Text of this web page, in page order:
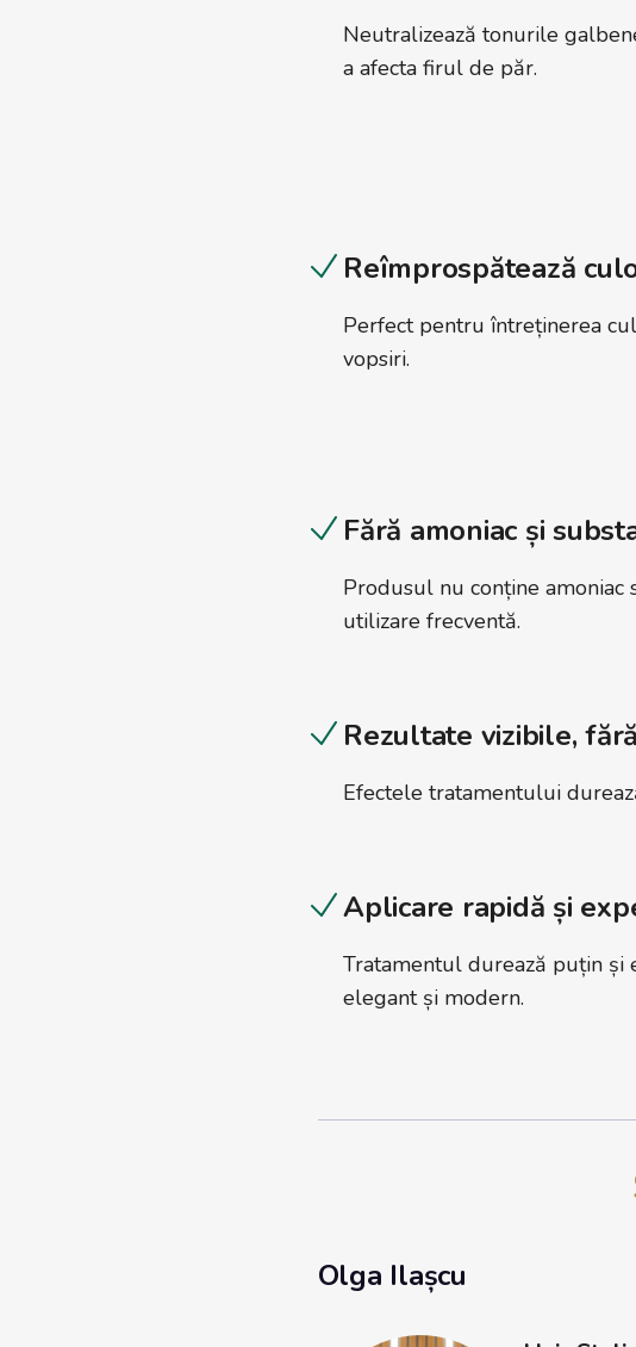
Neutralizează tonurile
a afecta firul de păr.
Reîmprospătează
Perfect pentru întreținerea
vopsiri.
Fără amoniac și
Produsul nu conține
utilizare frecventă.
Rezultate vizibile,
Efectele tratamentului
Aplicare rapidă și
Tratamentul durează puțin și
elegant și modern.
Olga Ilașcu